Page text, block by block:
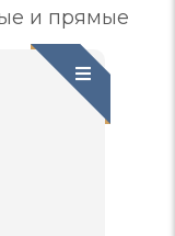
и прямые